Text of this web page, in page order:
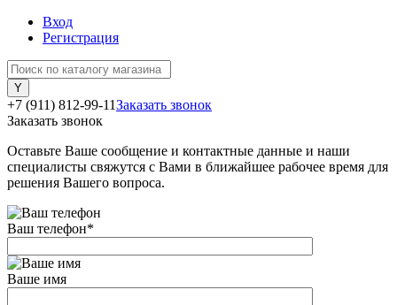
Вход
Регистрация
+7 (911) 812-99-11Заказать звонок
Заказать звонок
Оставьте Ваше сообщение и контактные данные и наши
специалисты свяжутся с Вами в ближайшее рабочее время для
решения Вашего вопроса.
Ваш телефон*
Ваше имя